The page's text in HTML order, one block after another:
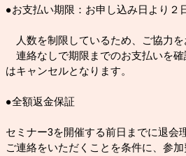
●お支払い期限：お申し込み日より２
人数を制限しているため、ご協力を
連絡なしで期限までのお支払いを
はキャンセルとなります。
●全額返金保証
セミナー3を開催する前日までに退会
ご連絡をいただくことを条件に、参